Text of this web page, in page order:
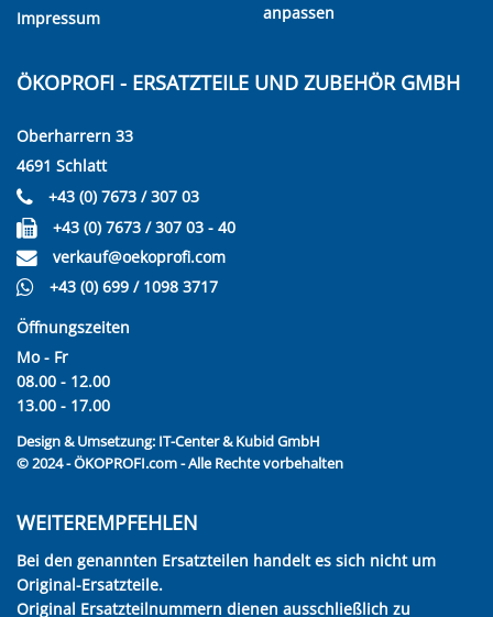
Impressum
anpassen
ÖKOPROFI - ERSATZTEILE UND ZUBEHÖR GMBH
Oberharrern 33
4691 Schlatt
+43 (0) 7673 / 307 03
+43 (0) 7673 / 307 03 - 40
verkauf@oekoprofi.com
+43 (0) 699 / 1098 3717
Öffnungszeiten
Mo - Fr
08.00 - 12.00
13.00 - 17.00
Design & Umsetzung: IT-Center & Kubid GmbH
© 2024 - ÖKOPROFI.com - Alle Rechte vorbehalten
WEITEREMPFEHLEN
Bei den genannten Ersatzteilen handelt es sich nicht um
Original-Ersatzteile.
Original Ersatzteilnummern dienen ausschließlich zu